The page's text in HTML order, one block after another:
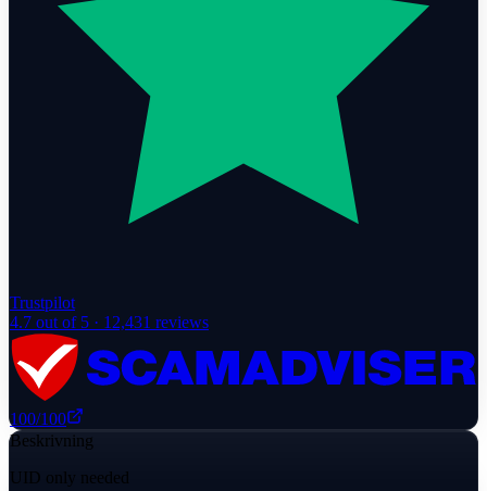
Trustpilot
4.7 out of 5 · 12,431 reviews
100/100
Beskrivning
UID only needed